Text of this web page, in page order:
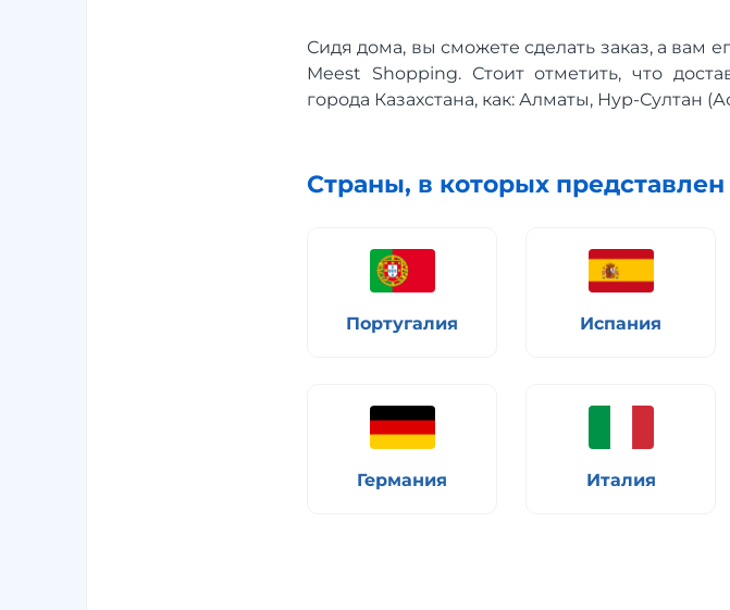
Сидя дома, вы сможете сделать заказ, а вам
Meest Shopping. Стоит отметить, что
города Казахстана, как: Алматы, Нур-Султан
Страны, в которых
Португалия Испания
Германия Италия